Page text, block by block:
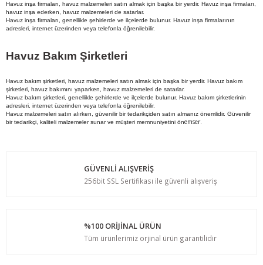
Havuz inşa firmaları, havuz malzemeleri satın almak için başka bir yerdir. Havuz inşa firmaları,
havuz inşa ederken, havuz malzemeleri de satarlar.
Havuz inşa firmaları, genellikle şehirlerde ve ilçelerde bulunur. Havuz inşa firmalarının
adresleri, internet üzerinden veya telefonla öğrenilebilir.
Havuz Bakım Şirketleri
Havuz bakım şirketleri, havuz malzemeleri satın almak için başka bir yerdir. Havuz bakım
şirketleri, havuz bakımını yaparken, havuz malzemeleri de satarlar.
Havuz bakım şirketleri, genellikle şehirlerde ve ilçelerde bulunur. Havuz bakım şirketlerinin
adresleri, internet üzerinden veya telefonla öğrenilebilir.
Havuz malzemeleri satın alırken, güvenilir bir tedarikçiden satın almanız önemlidir. Güvenilir
bir tedarikçi, kaliteli malzemeler sunar ve müşteri memnuniyetini önemser.
GÜVENLİ ALIŞVERİŞ
256bit SSL Sertifikası ile güvenli alışveriş
%100 ORİJİNAL ÜRÜN
Tüm ürünlerimiz orjinal ürün garantilidir